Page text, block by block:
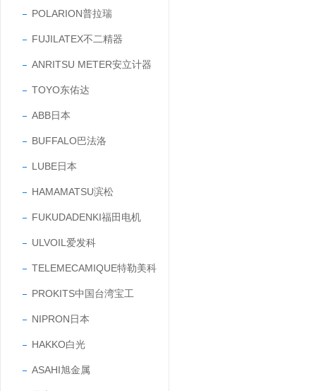
POLARION普拉瑞
FUJILATEX不二精器
ANRITSU METER安立计器
TOYO东佑达
ABB日本
BUFFALO巴法洛
LUBE日本
HAMAMATSU滨松
FUKUDADENKI福田电机
ULVOIL爱发科
TELEMECAMIQUE特勒美科
PROKITS中国台湾宝工
NIPRON日本
HAKKO白光
ASAHI旭金属